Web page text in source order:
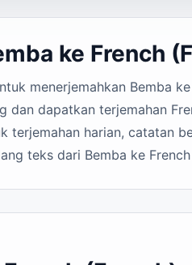
ke French
menerjemahkan Bemba
dan dapatkan terjemahan
terjemahan harian, catatan
teks dari Bemba ke